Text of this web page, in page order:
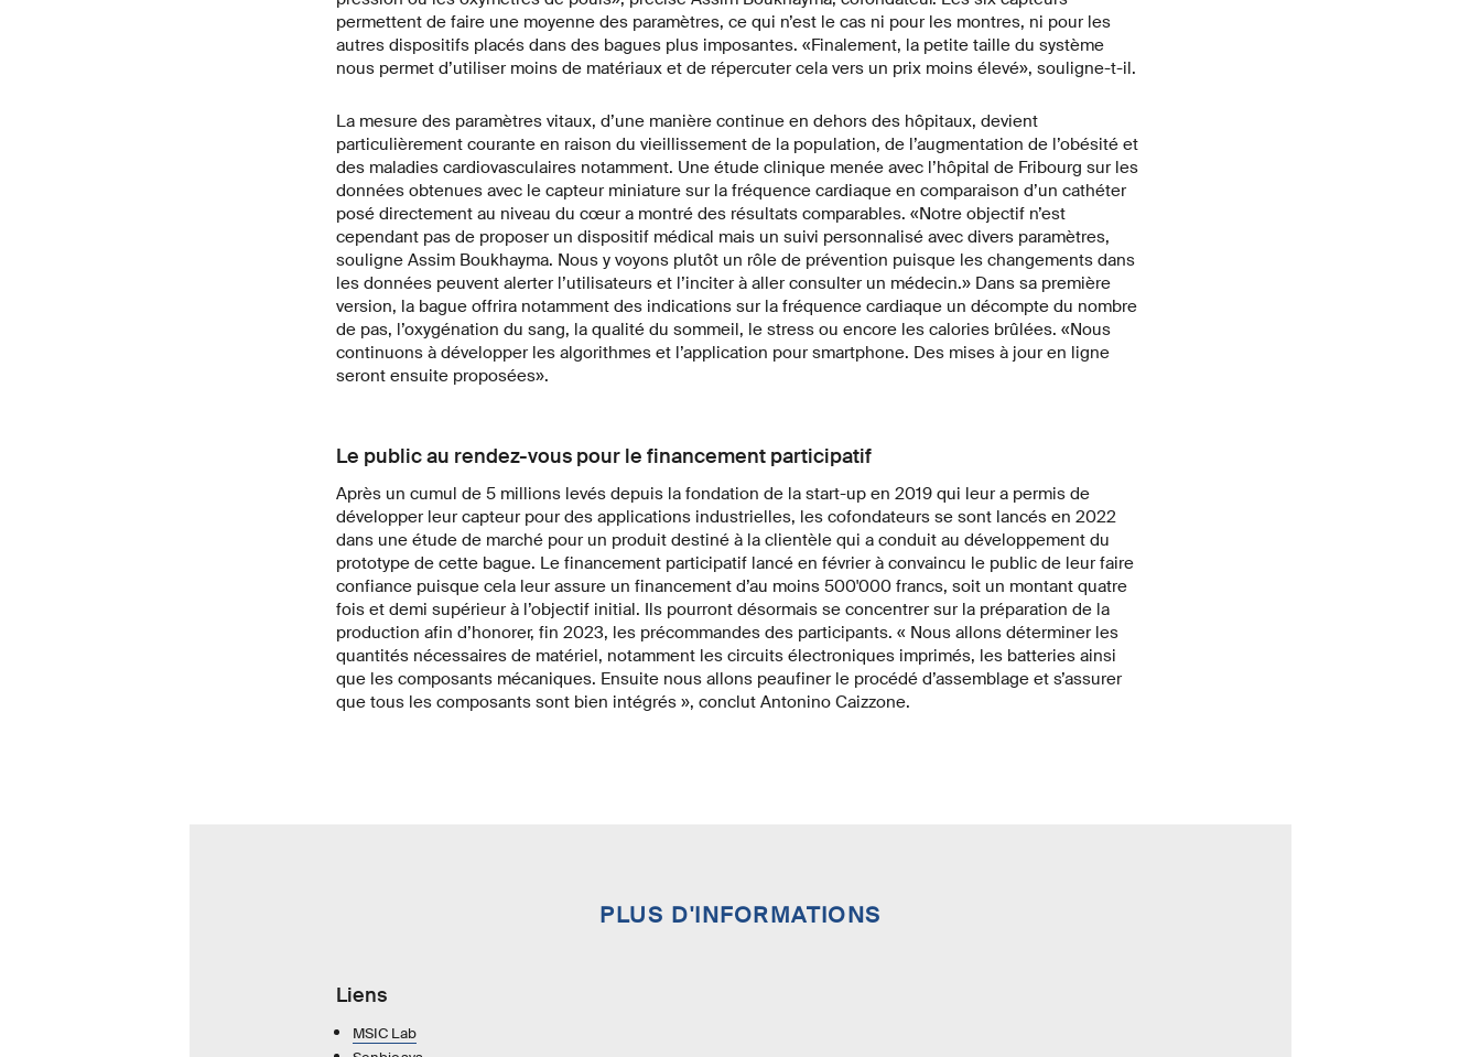
permettent de faire une moyenne des paramètres, ce qui n’est le cas ni pour les montres, ni pour les
autres dispositifs placés dans des bagues plus imposantes. «Finalement, la petite taille du système
nous permet d’utiliser moins de matériaux et de répercuter cela vers un prix moins élevé», souligne-t-il.
La mesure des paramètres vitaux, d’une manière continue en dehors des hôpitaux, devient
particulièrement courante en raison du vieillissement de la population, de l’augmentation de l’obésité et
des maladies cardiovasculaires notamment. Une étude clinique menée avec l’hôpital de Fribourg sur les
données obtenues avec le capteur miniature sur la fréquence cardiaque en comparaison d’un cathéter
posé directement au niveau du cœur a montré des résultats comparables. «Notre objectif n’est
cependant pas de proposer un dispositif médical mais un suivi personnalisé avec divers paramètres,
souligne Assim Boukhayma. Nous y voyons plutôt un rôle de prévention puisque les changements dans
les données peuvent alerter l’utilisateurs et l’inciter à aller consulter un médecin.» Dans sa première
version, la bague offrira notamment des indications sur la fréquence cardiaque un décompte du nombre
de pas, l’oxygénation du sang, la qualité du sommeil, le stress ou encore les calories brûlées. «Nous
continuons à développer les algorithmes et l’application pour smartphone. Des mises à jour en ligne
seront ensuite proposées».
Le public au rendez-vous pour le financement participatif
Après un cumul de 5 millions levés depuis la fondation de la start-up en 2019 qui leur a permis de
développer leur capteur pour des applications industrielles, les cofondateurs se sont lancés en 2022
dans une étude de marché pour un produit destiné à la clientèle qui a conduit au développement du
prototype de cette bague. Le financement participatif lancé en février à convaincu le public de leur faire
confiance puisque cela leur assure un financement d’au moins 500'000 francs, soit un montant quatre
fois et demi supérieur à l’objectif initial. Ils pourront désormais se concentrer sur la préparation de la
production afin d’honorer, fin 2023, les précommandes des participants. « Nous allons déterminer les
quantités nécessaires de matériel, notamment les circuits électroniques imprimés, les batteries ainsi
que les composants mécaniques. Ensuite nous allons peaufiner le procédé d’assemblage et s’assurer
que tous les composants sont bien intégrés », conclut Antonino Caizzone.
PLUS D'INFORMATIONS
Liens
MSIC Lab